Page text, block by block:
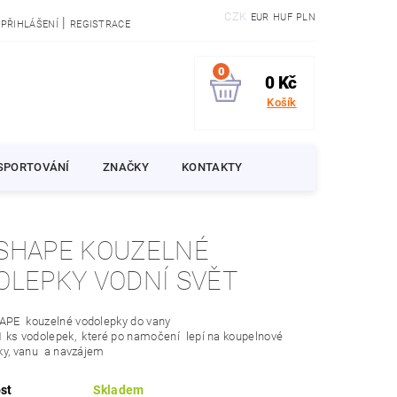
CZK EUR HUF PLN
PŘIHLÁŠENÍ | REGISTRACE
0
0 Kč
Košík
ZNAČKY KONTAKTY
KOUZELNÉ
VODNÍ SVĚT
kouzelné vodolepky do vany
ks vodolepek, které po namočení lepí na koupelnové
vanu a navzájem
Skladem